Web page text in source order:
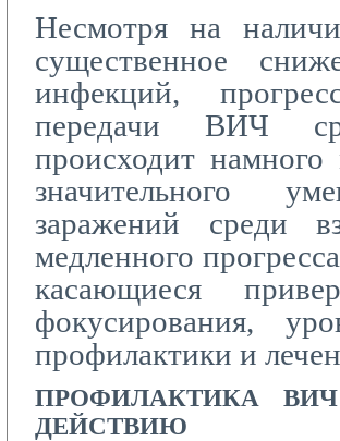
Несмотря на
существенное
инфекций,
передачи ВИЧ
происходит
значительного
заражений среди
медленного
касающиеся
фокусирования,
профилактики и
ПРОФИЛАКТИКА
ДЕЙСТВИЮ